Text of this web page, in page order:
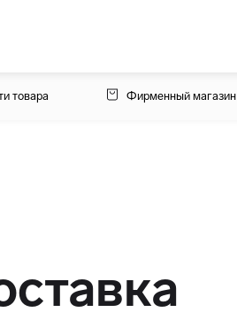
товара Фирменный магазин